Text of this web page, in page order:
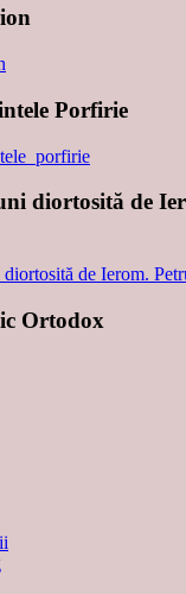
Porfirie
diortosită de
Ortodox